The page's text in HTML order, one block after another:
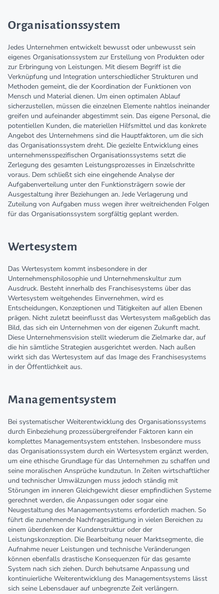
Organisationssystem
Jedes Unternehmen entwickelt bewusst oder unbewusst sein
eigenes Organisationssystem zur Erstellung von Produkten oder
zur Erbringung von Leistungen. Mit diesem Begriff ist die
Verknüpfung und Integration unterschiedlicher Strukturen und
Methoden gemeint, die der Koordination der Funktionen von
Mensch und Material dienen. Um einen optimalen Ablauf
sicherzustellen, müssen die einzelnen Elemente nahtlos ineinander
greifen und aufeinander abgestimmt sein. Das eigene Personal, die
potentiellen Kunden, die materiellen Hilfsmittel und das konkrete
Angebot des Unternehmens sind die Hauptfaktoren, um die sich
das Organisationssystem dreht. Die gezielte Entwicklung eines
unternehmensspezifischen Organisationssystems setzt die
Zerlegung des gesamten Leistungsprozesses in Einzelschritte
voraus. Dem schließt sich eine eingehende Analyse der
Aufgabenverteilung unter den Funktionsträgern sowie der
Ausgestaltung ihrer Beziehungen an. Jede Verlagerung und
Zuteilung von Aufgaben muss wegen ihrer weitreichenden Folgen
für das Organisationssystem sorgfältig geplant werden.
Wertesystem
Das Wertesystem kommt insbesondere in der
Unternehmensphilosophie und Unternehmenskultur zum
Ausdruck. Besteht innerhalb des Franchisesystems über das
Wertesystem weitgehendes Einvernehmen, wird es
Entscheidungen, Konzeptionen und Tätigkeiten auf allen Ebenen
prägen. Nicht zuletzt beeinflusst das Wertesystem maßgeblich das
Bild, das sich ein Unternehmen von der eigenen Zukunft macht.
Diese Unternehmensvision stellt wiederum die Zielmarke dar, auf
die hin sämtliche Strategien ausgerichtet werden. Nach außen
wirkt sich das Wertesystem auf das Image des Franchisesystems
in der Öffentlichkeit aus.
Managementsystem
Bei systematischer Weiterentwicklung des Organisationssystems
durch Einbeziehung prozessübergreifender Faktoren kann ein
komplettes Managementsystem entstehen. Insbesondere muss
das Organisationssystem durch ein Wertesystem ergänzt werden,
um eine ethische Grundlage für das Unternehmen zu schaffen und
seine moralischen Ansprüche kundzutun. In Zeiten wirtschaftlicher
und technischer Umwälzungen muss jedoch ständig mit
Störungen im inneren Gleichgewicht dieser empfindlichen Systeme
gerechnet werden, die Anpassungen oder sogar eine
Neugestaltung des Managementsystems erforderlich machen. So
führt die zunehmende Nachfragesättigung in vielen Bereichen zu
einem überdenken der Kundenstruktur oder der
Leistungskonzeption. Die Bearbeitung neuer Marktsegmente, die
Aufnahme neuer Leistungen und technische Veränderungen
können ebenfalls drastische Konsequenzen für das gesamte
System nach sich ziehen. Durch behutsame Anpassung und
kontinuierliche Weiterentwicklung des Managementsystems lässt
sich seine Lebensdauer auf unbegrenzte Zeit verlängern.